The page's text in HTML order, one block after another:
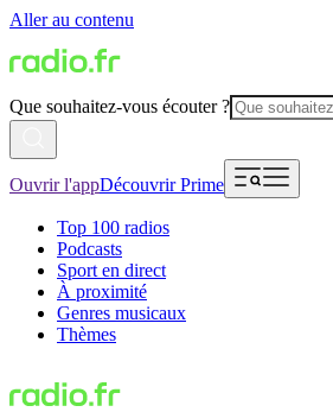
Aller au contenu
Que souhaitez-vous écouter ?
Ouvrir l'appDécouvrir Prime
Top 100 radios
Podcasts
Sport en direct
À proximité
Genres musicaux
Thèmes